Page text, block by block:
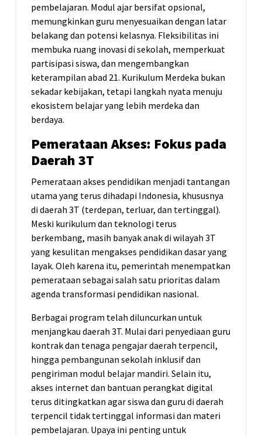
pembelajaran. Modul ajar bersifat opsional,
memungkinkan guru menyesuaikan dengan latar
belakang dan potensi kelasnya. Fleksibilitas ini
membuka ruang inovasi di sekolah, memperkuat
partisipasi siswa, dan mengembangkan
keterampilan abad 21. Kurikulum Merdeka bukan
sekadar kebijakan, tetapi langkah nyata menuju
ekosistem belajar yang lebih merdeka dan
berdaya.
Pemerataan Akses: Fokus pada
Daerah 3T
Pemerataan akses pendidikan menjadi tantangan
utama yang terus dihadapi Indonesia, khususnya
di daerah 3T (terdepan, terluar, dan tertinggal).
Meski kurikulum dan teknologi terus
berkembang, masih banyak anak di wilayah 3T
yang kesulitan mengakses pendidikan dasar yang
layak. Oleh karena itu, pemerintah menempatkan
pemerataan sebagai salah satu prioritas dalam
agenda transformasi pendidikan nasional.
Berbagai program telah diluncurkan untuk
menjangkau daerah 3T. Mulai dari penyediaan guru
kontrak dan tenaga pengajar daerah terpencil,
hingga pembangunan sekolah inklusif dan
pengiriman modul belajar mandiri. Selain itu,
akses internet dan bantuan perangkat digital
terus ditingkatkan agar siswa dan guru di daerah
terpencil tidak tertinggal informasi dan materi
pembelajaran. Upaya ini penting untuk